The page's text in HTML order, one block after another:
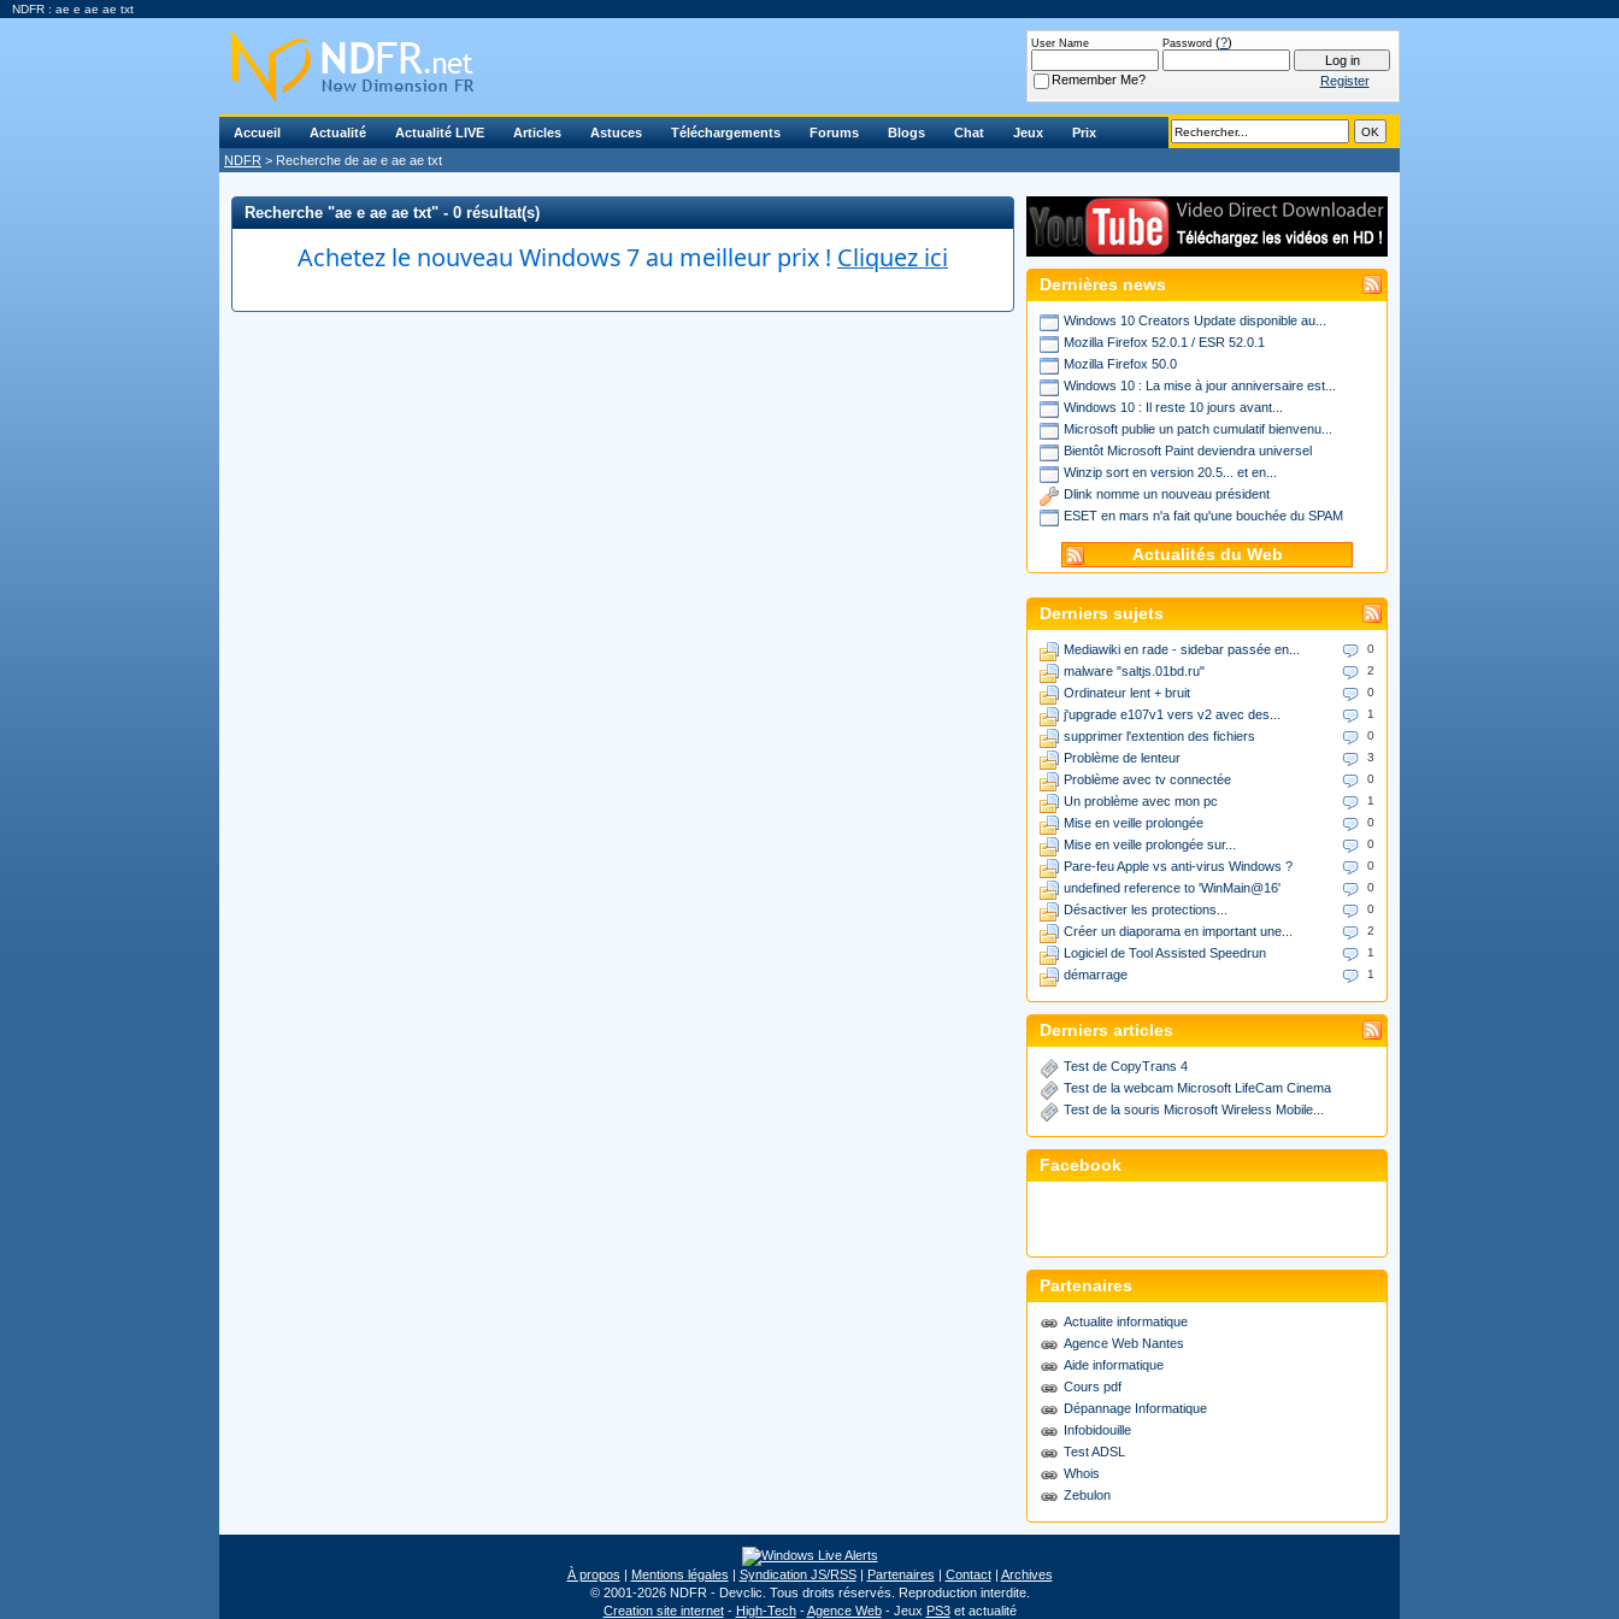
NDFR : ae e ae ae txt
Accueil Actualité Actualité LIVE Articles Astuces Téléchargements Forums Blogs Chat Jeux
Prix
NDFR > Recherche de ae e ae ae txt
User Name Password (?)
Remember Me? Register
Recherche "ae e ae ae txt" - 0 résultat(s)
Achetez le nouveau Windows 7 au meilleur prix ! Cliquez ici
Dernières news
Windows 10 Creators Update disponible au...
Mozilla Firefox 52.0.1 / ESR 52.0.1
Mozilla Firefox 50.0
Windows 10 : La mise à jour anniversaire est...
Windows 10 : Il reste 10 jours avant...
Microsoft publie un patch cumulatif bienvenu...
Bientôt Microsoft Paint deviendra universel
Winzip sort en version 20.5... et en...
Dlink nomme un nouveau président
ESET en mars n'a fait qu'une bouchée du SPAM
Actualités du Web
Derniers sujets
0
Mediawiki en rade - sidebar passée en...
2
malware "saltjs.01bd.ru"
0
Ordinateur lent + bruit
1
j'upgrade e107v1 vers v2 avec des...
0
supprimer l'extention des fichiers
3
Problème de lenteur
0
Problème avec tv connectée
1
Un problème avec mon pc
0
Mise en veille prolongée
0
Mise en veille prolongée sur...
0
Pare-feu Apple vs anti-virus Windows ?
0
undefined reference to 'WinMain@16'
0
Désactiver les protections...
2
Créer un diaporama en important une...
1
Logiciel de Tool Assisted Speedrun
1
démarrage
Derniers articles
Test de CopyTrans 4
Test de la webcam Microsoft LifeCam Cinema
Test de la souris Microsoft Wireless Mobile...
Facebook
Partenaires
Actualite informatique
Agence Web Nantes
Aide informatique
Cours pdf
Dépannage Informatique
Infobidouille
Test ADSL
Whois
Zebulon
À propos | Mentions légales | Syndication JS/RSS| Partenaires | Contact| Archives
© 2001-2026 NDFR - Devclic. Tous droits réservés. Reproduction interdite.
Creation site internet- High-Tech-Agence Web- Jeux PS3et actualité